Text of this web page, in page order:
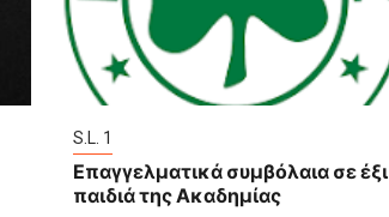
S.L. 1
Επαγγελματικά συμβόλαια σε έξι
παιδιά της Ακαδημίας